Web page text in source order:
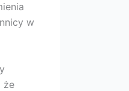
w
że